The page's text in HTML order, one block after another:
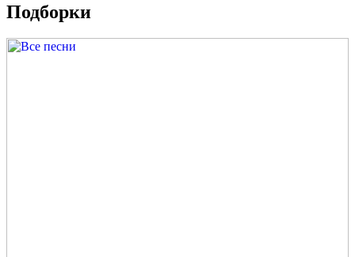
Подборки